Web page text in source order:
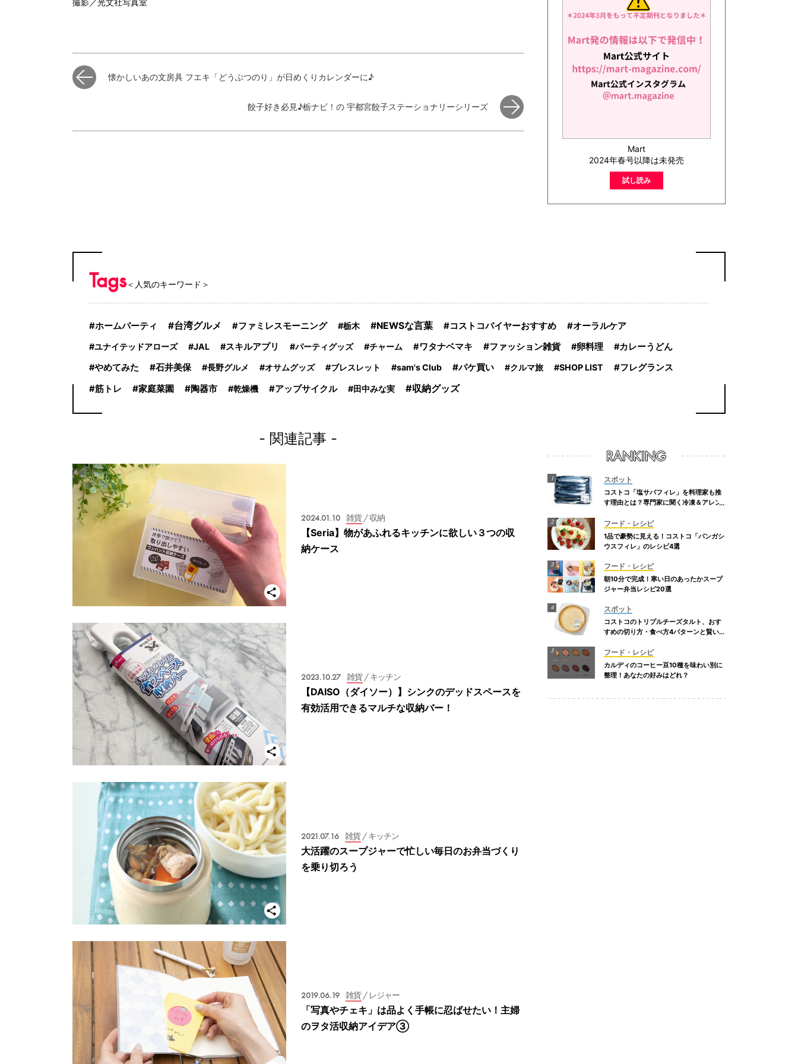
懐かしいあの文房具 フエキ「どうぶつのり」が日めくりカレンダーに♪
餃子好き必見♪栃ナビ！の 宇都宮餃子ステーショナリーシリーズ
Mart
2024年春号以降は未発売
試し読み
Tags＜人気のキーワード＞
ホームパーティ 台湾グルメ ファミレスモーニング 栃木 NEWSな言葉 コストコバイヤーおすすめ オーラルケア
ユナイテッドアローズ JAL スキルアプリ パーティグッズ チャーム ワタナベマキ ファッション雑貨 卵料理
カレーうどん
やめてみた
石井美保 長野グルメ オサムグッズ ブレスレット sam's Club パケ買い クルマ旅 SHOP LIST フレグランス
筋トレ 家庭菜園 陶器市 乾燥機 アップサイクル 田中みな実 収納グッズ
- 関連記事 -
2024.01.10 雑貨/ 収納
【Seria】物があふれるキッチンに欲しい３つの収
納ケース
2023.10.27 雑貨/ キッチン
【DAISO（ダイソー）】シンクのデッドスペースを
有効活用できるマルチな収納バー！
2021.07.16 雑貨/ キッチン
大活躍のスープジャーで忙しい毎日のお弁当づくり
を乗り切ろう
2019.06.19 雑貨/ レジャー
「写真やチェキ」は品よく手帳に忍ばせたい！主婦
のヲタ活収納アイデア③
スポット
コストコ「塩サバフィレ」を料理家も推
す理由とは？専門家に聞く冷凍＆アレン
フード・レシピ
1品で豪勢に見える！コストコ「パンガシ
ウスフィレ」のレシピ4選
フード・レシピ
朝10分で完成！寒い日のあったかスープ
ジャー弁当レシピ20選
スポット
コストコのトリプルチーズタルト、おす
すめの切り方・食べ方4パターンと賢い冷
フード・レシピ
カルディのコーヒー豆10種を味わい別に
整理！あなたの好みはどれ？